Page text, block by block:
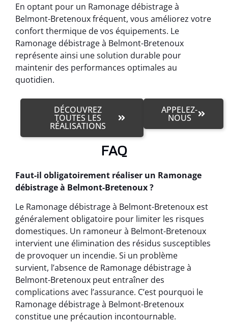
En optant pour un Ramonage débistrage à
Belmont-Bretenoux fréquent, vous améliorez votre
confort thermique de vos équipements. Le
Ramonage débistrage à Belmont-Bretenoux
représente ainsi une solution durable pour
maintenir des performances optimales au
quotidien.
DÉCOUVREZ
TOUTES LES
RÉALISATIONS
APPELEZ-
NOUS
FAQ
Faut-il obligatoirement réaliser un Ramonage
débistrage à Belmont-Bretenoux ?
Le Ramonage débistrage à Belmont-Bretenoux est
généralement obligatoire pour limiter les risques
domestiques. Un ramoneur à Belmont-Bretenoux
intervient une élimination des résidus susceptibles
de provoquer un incendie. Si un problème
survient, l’absence de Ramonage débistrage à
Belmont-Bretenoux peut entraîner des
complications avec l’assurance. C’est pourquoi le
Ramonage débistrage à Belmont-Bretenoux
constitue une précaution incontournable.